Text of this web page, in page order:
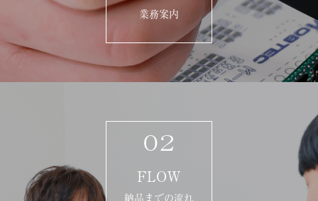
業務案内
02
FLOW
納品までの流れ